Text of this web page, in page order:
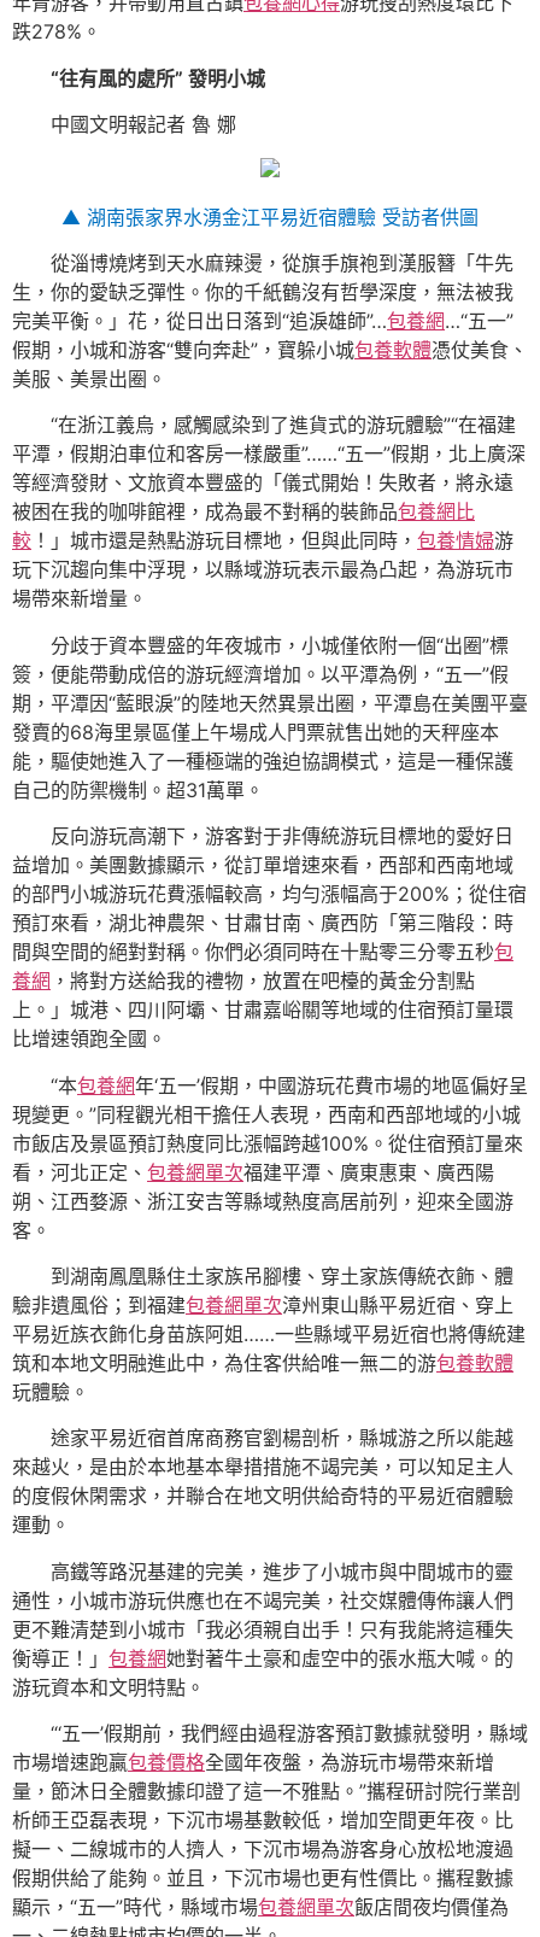
跌278%。
“往有風的處所” 發明小城
中國文明報記者 魯 娜
▲ 湖南張家界水湧金江平易近宿體驗 受訪者供圖
從淄博燒烤到天水麻辣燙，從旗手旗袍到漢服簪「牛先
生，你的愛缺乏彈性。你的千紙鶴沒有哲學深度，無法被我
完美平衡。」花，從日出日落到“追淚雄師”…包養網…“五一”
假期，小城和游客“雙向奔赴”，寶躲小城包養軟體憑仗美食、
美服、美景出圈。
“在浙江義烏，感觸感染到了進貨式的游玩體驗”“在福建
平潭，假期泊車位和客房一樣嚴重”……“五一”假期，北上廣深
等經濟發財、文旅資本豐盛的「儀式開始！失敗者，將永遠
被困在我的咖啡館裡，成為最不對稱的裝飾品包養網比
較 ！」城市還是熱點游玩目標地，但與此同時， 包養情婦游
玩下沉趨向集中浮現，以縣域游玩表示最為凸起，為游玩市
場帶來新增量。
分歧于資本豐盛的年夜城市，小城僅依附一個“出圈”標
簽，便能帶動成倍的游玩經濟增加。以平潭為例，“五一”假
期，平潭因“藍眼淚”的陸地天然異景出圈，平潭島在美團平臺
發賣的68海里景區僅上午場成人門票就售出她的天秤座本
能，驅使她進入了一種極端的強迫協調模式，這是一種保護
自己的防禦機制。超31萬單。
反向游玩高潮下，游客對于非傳統游玩目標地的愛好日
益增加。美團數據顯示，從訂單增速來看，西部和西南地域
的部門小城游玩花費漲幅較高，均勻漲幅高于200%；從住宿
預訂來看，湖北神農架、甘肅甘南、廣西防「第三階段：時
間與空間的絕對對稱。你們必須同時在十點零三分零五秒包
養網 ，將對方送給我的禮物，放置在吧檯的黃金分割點
上。」城港、四川阿壩、甘肅嘉峪關等地域的住宿預訂量環
比增速領跑全國。
“本包養網年‘五一’假期，中國游玩花費市場的地區偏好呈
現變更。”同程觀光相干擔任人表現，西南和西部地域的小城
市飯店及景區預訂熱度同比漲幅跨越100%。從住宿預訂量來
看，河北正定、 包養網單次福建平潭、廣東惠東、廣西陽
朔、江西婺源、浙江安吉等縣域熱度高居前列，迎來全國游
客。
到湖南鳳凰縣住土家族吊腳樓、穿土家族傳統衣飾、體
驗非遺風俗；到福建包養網單次漳州東山縣平易近宿、穿上
平易近族衣飾化身苗族阿姐……一些縣域平易近宿也將傳統建
筑和本地文明融進此中，為住客供給唯一無二的游包養軟體
玩體驗。
途家平易近宿首席商務官劉楊剖析，縣城游之所以能越
來越火，是由於本地基本舉措措施不竭完美，可以知足主人
的度假休閑需求，并聯合在地文明供給奇特的平易近宿體驗
運動。
高鐵等路況基建的完美，進步了小城市與中間城市的靈
通性，小城市游玩供應也在不竭完美，社交媒體傳佈讓人們
更不難清楚到小城市「我必須親自出手！只有我能將這種失
衡導正！」 包養網她對著牛土豪和虛空中的張水瓶大喊。的
游玩資本和文明特點。
“‘五一’假期前，我們經由過程游客預訂數據就發明，縣域
市場增速跑贏包養價格全國年夜盤，為游玩市場帶來新增
量，節沐日全體數據印證了這一不雅點。”攜程研討院行業剖
析師王亞磊表現，下沉市場基數較低，增加空間更年夜。比
擬一、二線城市的人擠人，下沉市場為游客身心放松地渡過
假期供給了能夠。並且，下沉市場也更有性價比。攜程數據
顯示，“五一”時代，縣域市場包養網單次飯店間夜均價僅為